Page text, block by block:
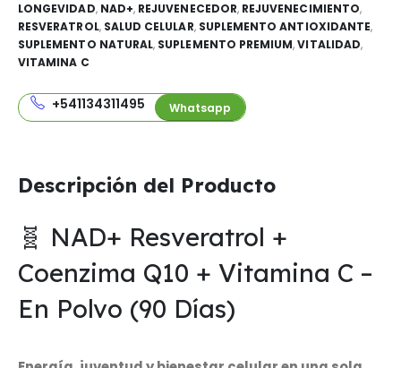
LONGEVIDAD, NAD+, REJUVENECEDOR, REJUVENECIMIENTO,
RESVERATROL, SALUD CELULAR, SUPLEMENTO ANTIOXIDANTE,
SUPLEMENTO NATURAL, SUPLEMENTO PREMIUM,VITALIDAD,
VITAMINA C
+541134311495 Whatsapp
Descripción del Producto
🧬 NAD+ Resveratrol +
Coenzima Q10 + Vitamina C –
En Polvo (90 Días)